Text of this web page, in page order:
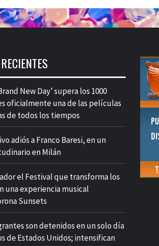
New Day’ supera los 1000
oficialmente una de las películas
de todos los tiempos
adiós a Franco Baresi, en un
en Milán
el Festival que transforma los
una experiencia musical
Sunsets
son detenidos en un solo día
de Estados Unidos; intensifican